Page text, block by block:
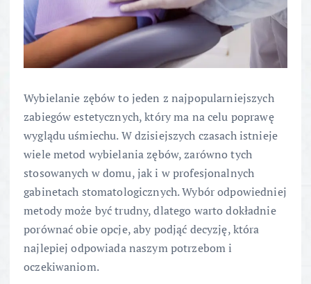
Wybielanie zębów to jeden z najpopularniejszych
zabiegów estetycznych, który ma na celu poprawę
wyglądu uśmiechu. W dzisiejszych czasach istnieje
wiele metod wybielania zębów, zarówno tych
stosowanych w domu, jak i w profesjonalnych
gabinetach stomatologicznych. Wybór odpowiedniej
metody może być trudny, dlatego warto dokładnie
porównać obie opcje, aby podjąć decyzję, która
najlepiej odpowiada naszym potrzebom i
oczekiwaniom.